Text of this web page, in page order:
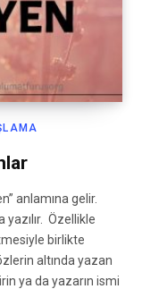
Özellikle
birlikte
altında yazan
ya da yazarın ismi